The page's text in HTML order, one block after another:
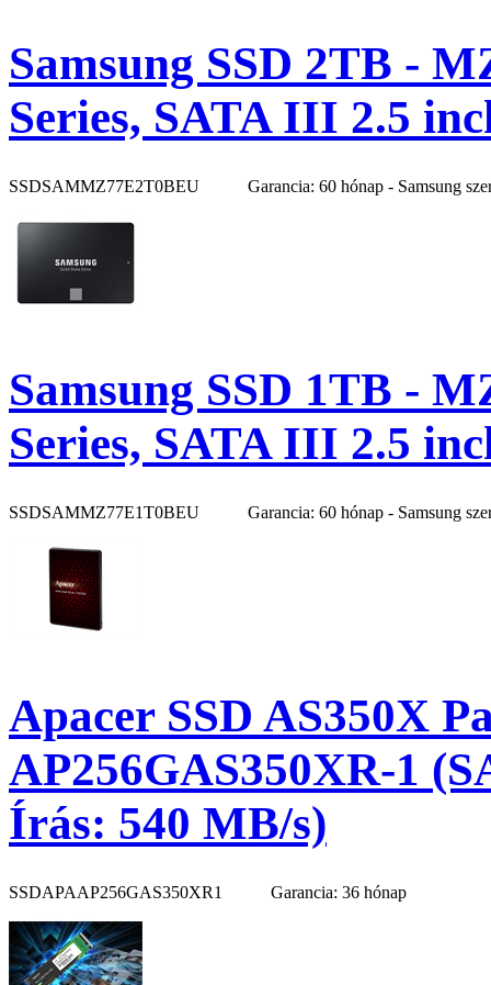
Samsung SSD 2TB -
Series, SATA III 2.5
SSDSAMMZ77E2T0BEU Garancia: 60 hónap - Samsung
Samsung SSD 1TB -
Series, SATA III 2.5
SSDSAMMZ77E1T0BEU Garancia: 60 hónap - Samsung
Apacer SSD AS350X
AP256GAS350XR-1
Írás: 540 MB/s)
SSDAPAAP256GAS350XR1 Garancia: 36 hónap